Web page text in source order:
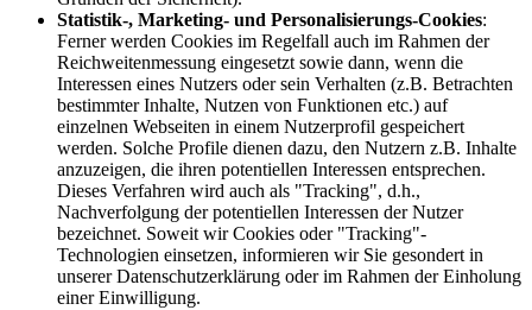
Statistik-, Marketing- und Personalisierungs-Cookies:
Ferner werden Cookies im Regelfall auch im Rahmen der
Reichweitenmessung eingesetzt sowie dann, wenn die
Interessen eines Nutzers oder sein Verhalten (z.B. Betrachten
bestimmter Inhalte, Nutzen von Funktionen etc.) auf
einzelnen Webseiten in einem Nutzerprofil gespeichert
werden. Solche Profile dienen dazu, den Nutzern z.B. Inhalte
anzuzeigen, die ihren potentiellen Interessen entsprechen.
Dieses Verfahren wird auch als "Tracking", d.h.,
Nachverfolgung der potentiellen Interessen der Nutzer
bezeichnet. Soweit wir Cookies oder "Tracking"-
Technologien einsetzen, informieren wir Sie gesondert in
unserer Datenschutzerklärung oder im Rahmen der Einholung
einer Einwilligung.